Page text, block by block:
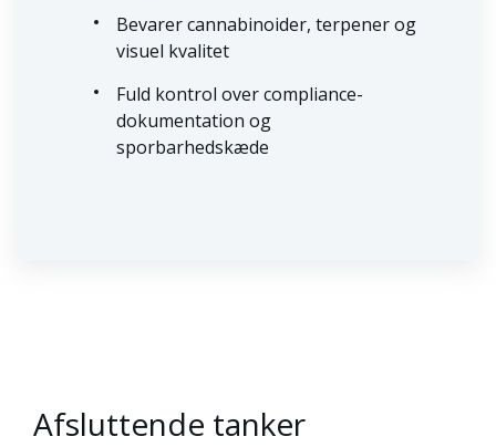
Bevarer cannabinoider, terpener og
visuel kvalitet
Fuld kontrol over compliance-
dokumentation og
sporbarhedskæde
Afsluttende tanker